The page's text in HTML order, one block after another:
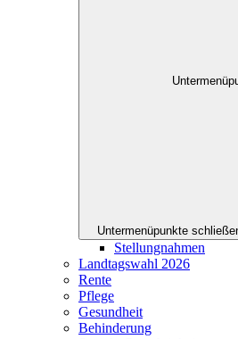
Untermenüpunkte
Stellungnahmen
Landtagswahl 2026
Rente
Pflege
Gesundheit
Behinderung